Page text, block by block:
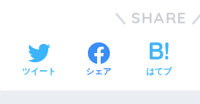
SHARE
ツイート シェア はてブ